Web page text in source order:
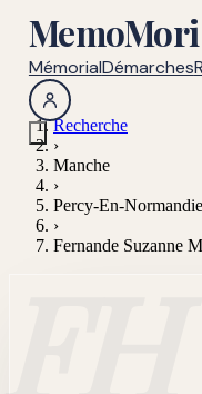
MemoMori
MémorialDémarches
Recherche
›
Manche
›
Percy-En-Normandie
›
Fernande Suzanne